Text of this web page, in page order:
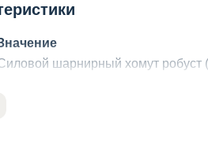
шарнирный хомут робуст